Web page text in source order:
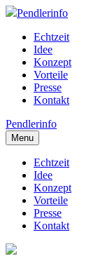
Pendlerinfo
Echtzeit
Idee
Konzept
Vorteile
Presse
Kontakt
Pendlerinfo
Menu
Echtzeit
Idee
Konzept
Vorteile
Presse
Kontakt